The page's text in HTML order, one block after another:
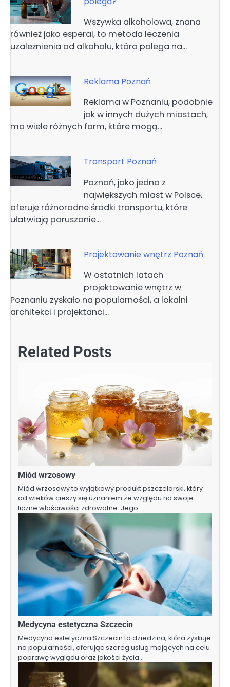
Wszywka alkoholowa, znana
również jako esperal, to metoda leczenia
uzależnienia od alkoholu, która polega na…
Reklama Poznań
Reklama w Poznaniu, podobnie
jak w innych dużych miastach,
ma wiele różnych form, które mogą…
Transport Poznań
Poznań, jako jedno z
największych miast w Polsce,
oferuje różnorodne środki transportu, które
ułatwiają poruszanie…
Projektowanie wnętrz Poznań
W ostatnich latach
projektowanie wnętrz w
Poznaniu zyskało na popularności, a lokalni
architekci i projektanci…
Related Posts
Miód wrzosowy
Miód wrzosowy to wyjątkowy produkt pszczelarski, który
od wieków cieszy się uznaniem ze względu na swoje
liczne właściwości zdrowotne. Jego…
Medycyna estetyczna Szczecin
Medycyna estetyczna Szczecin to dziedzina, która zyskuje
na popularności, oferując szereg usług mających na celu
poprawę wyglądu oraz jakości życia…